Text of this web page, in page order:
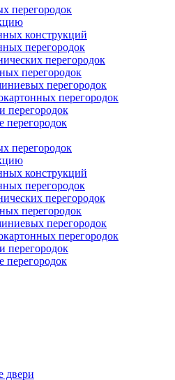
перегородок
конструкций
перегородок
перегородок
перегородок
перегородок
перегородок
перегородок
перегородок
перегородок
конструкций
перегородок
перегородок
перегородок
перегородок
перегородок
перегородок
перегородок
двери